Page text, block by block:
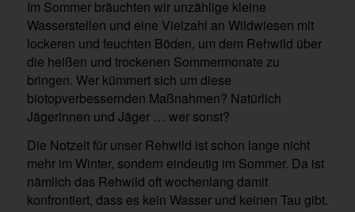
Im Sommer bräuchten wir unzählige kleine
Wasserstellen und eine Vielzahl an Wildwiesen mit
lockeren und feuchten Böden, um dem Rehwild über
die heißen und trockenen Sommermonate zu
bringen. Wer kümmert sich um diese
biotopverbessernden Maßnahmen? Natürlich
Jägerinnen und Jäger … wer sonst?
Die Notzeit für unser Rehwild ist schon lange nicht
mehr im Winter, sondern eindeutig im Sommer. Da ist
nämlich das Rehwild oft wochenlang damit
konfrontiert, dass es kein Wasser und keinen Tau gibt.